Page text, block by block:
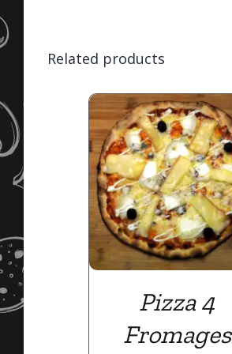
Related products
Pizza 4
Fromages